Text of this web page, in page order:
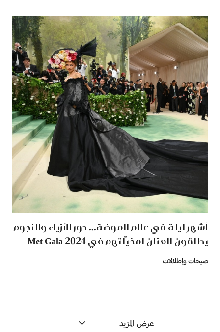
أشهر ليلة في عالم الموضة... دور الأزياء والنجوم
يطلقون العنان لمخيّلتهم في Met Gala 2024
صيحات وإطلالات
عرض المزيد